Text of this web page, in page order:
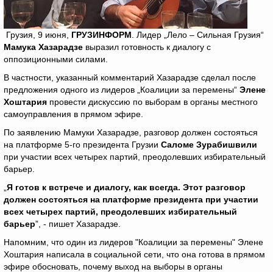
Грузия, 9 июня, ГРУЗИНФОРМ . Лидер „Лело – Сильная Грузия“
Мамука Хазарадзе выразил готовность к диалогу с
оппозиционными силами.
В частности, указанный комментарий Хазарадзе сделал после
предложения одного из лидеров „Коалиции за перемены“ Элене
Хоштария провести дискуссию по выборам в органы местного
самоуправления в прямом эфире.
По заявлению Мамуки Хазарадзе, разговор должен состояться
на платформе 5-го президента Грузии Саломе Зурабишвили
при участии всех четырех партий, преодолевших избирательный
барьер.
Я готов к встрече и диалогу, как всегда. Этот разговор
должен состояться на платформе президента при участии
всех четырех партий, преодолевших избирательный
барьер”, - пишет Хазарадзе.
Напомним, что один из лидеров "Коалиции за перемены" Элене
Хоштария написала в социальной сети, что она готова в прямом
эфире обосновать, почему выход на выборы в органы